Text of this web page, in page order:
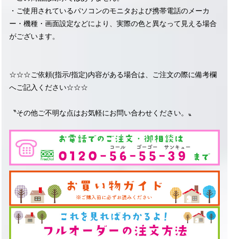
・ご使用されているパソコンのモニタおよび携帯電話のメーカ
ー・機種・画面設定などにより、実際の色と異なって見える場合
がございます。
☆☆☆ご依頼(指示/指定)内容がある場合は、ご注文の際に備考欄
へご記入ください☆☆☆
〝その他ご不明な点はお気軽にお問い合わせください。〟